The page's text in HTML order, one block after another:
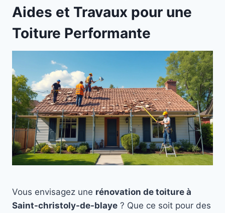
Aides et Travaux pour une
Toiture Performante
Vous envisagez une rénovation de toiture à
Saint-christoly-de-blaye ? Que ce soit pour des